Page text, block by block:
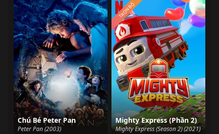
Chú Bé Peter Pan
Peter Pan (2003)
Mighty Express (Phần 2)
Mighty Express (Season 2) (2021)
TRỌN BỘ